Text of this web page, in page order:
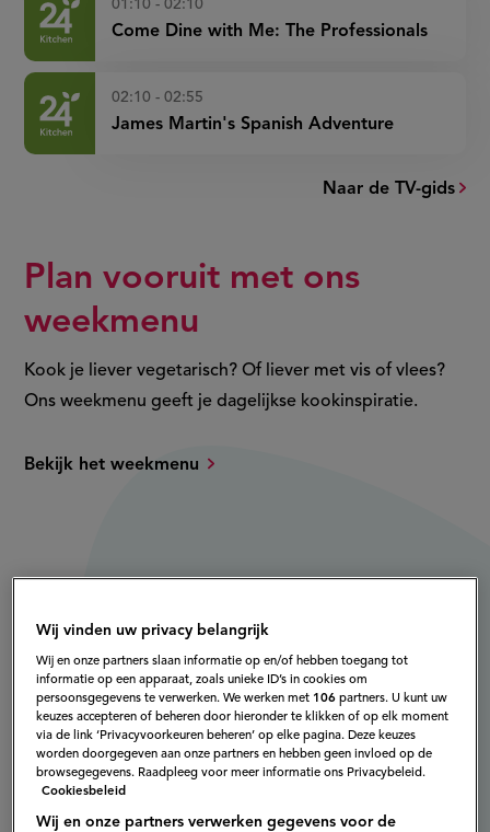
01:10 - 02:10
Come Dine with Me: The Professionals
02:10 - 02:55
James Martin's Spanish Adventure
Naar de TV-gids
Plan vooruit met ons
weekmenu
Kook je liever vegetarisch? Of liever met vis of vlees?
Ons weekmenu geeft je dagelijkse kookinspiratie.
Bekijk het weekmenu
Wij vinden uw privacy belangrijk
Wij en onze partners slaan informatie op en/of hebben toegang tot
informatie op een apparaat, zoals unieke ID’s in cookies om
persoonsgegevens te verwerken. We werken met 106 partners. U kunt uw
keuzes accepteren of beheren door hieronder te klikken of op elk moment
via de link ‘Privacyvoorkeuren beheren’ op elke pagina. Deze keuzes
worden doorgegeven aan onze partners en hebben geen invloed op de
browsegegevens. Raadpleeg voor meer informatie ons Privacybeleid.
Cookiesbeleid
Wij en onze partners verwerken gegevens voor de